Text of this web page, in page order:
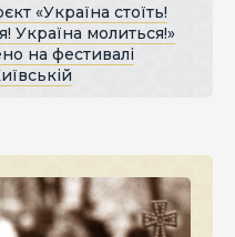
«Україна стоїть!
Україна молиться!»
на фестивалі